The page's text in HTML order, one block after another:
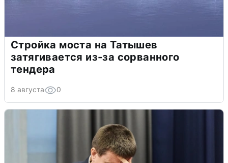
Стройка моста на Татышев
затягивается из-за сорванного
тендера
8 августа 0